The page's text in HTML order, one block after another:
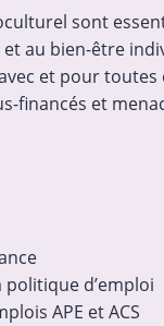
sont
au bien-être
et pour
financés et
d’emploi
APE et ACS
commun syndical
d’ampleur
à Namur afin